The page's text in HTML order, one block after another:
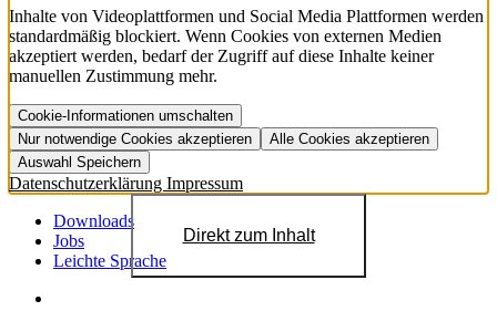
Beschreibung:
URL der Datenschutzerklärung:
https://www.etracker.com/datenschutzerklaerung/
Cookiename
Inhalte von Videoplattformen und Social Media Plattformen werden
standardmäßig blockiert. Wenn Cookies von externen Medien
akzeptiert werden, bedarf der Zugriff auf diese Inhalte keiner
manuellen Zustimmung mehr.
Cookie-Informationen umschalten
YouTubeMehr anzeigen
Herausgeber:
Beschreibung:
VimeoMehr anzeigen
Herausgeber:
Beschreibung:
Herausgeber:
SpotifyMehr anzeigen
Nur notwendige Cookies akzeptieren
Alle Cookies akzeptieren
Auswahl Speichern
Datenschutzerklärung Impressum
Direkt zum Inhalt
Downloads
Jobs
Leichte Sprache